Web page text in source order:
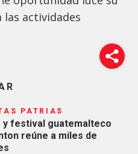
actividades
PATRIAS
y festival guatemalteco
reúne a miles de